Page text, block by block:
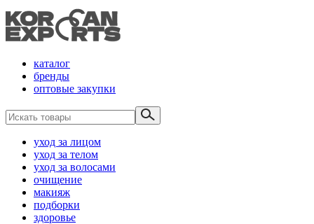
каталог
бренды
оптовые закупки
уход за лицом
уход за телом
уход за волосами
очищение
макияж
подборки
здоровье